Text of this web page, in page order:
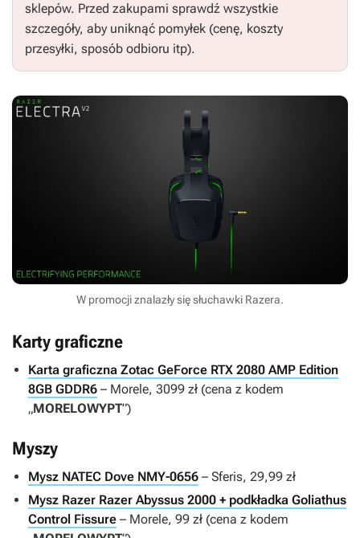
sklepów. Przed zakupami sprawdź wszystkie
szczegóły, aby uniknąć pomyłek (cenę, koszty
przesyłki, sposób odbioru itp).
W promocji znalazły się słuchawki Razera.
Karty graficzne
Karta graficzna Zotac GeForce RTX 2080 AMP Edition
8GB GDDR6 – Morele, 3099 zł (cena z kodem
„MORELOWYPT”)
Myszy
Mysz NATEC Dove NMY-0656 – Sferis, 29,99 zł
Mysz Razer Razer Abyssus 2000 + podkładka Goliathus
Control Fissure – Morele, 99 zł (cena z kodem